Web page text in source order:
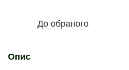
До обраного
Опис